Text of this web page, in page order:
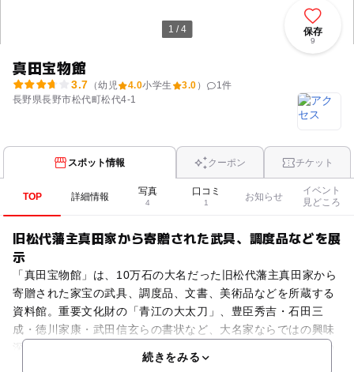
1 / 4
真田宝物館
3.7 （幼児 4.0小学生 3.0 ） 1件
長野県長野市松代町松代4-1
保存
9
スポット情報 クーポン チケット
TOP 詳細情報 写真
4
口コミ
1
お知らせ
イベント
見どころ
旧松代藩主真田家から寄贈された武具、調度品などを展
示
「真田宝物館」は、10万石の大名だった旧松代藩主真田家から
寄贈された家宝の武具、調度品、文書、美術品などを所蔵する
資料館。重要文化財の「青江の大太刀」、豊臣秀吉・石田三
成・徳川家康・武田信玄らの書状など、大名家ならではの興味
続きをみる